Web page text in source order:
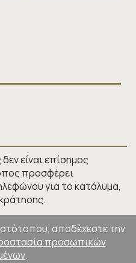
είναι επίσημος
προσφέρει
για το κατάλυμα,
αποδέχεστε την
προσωπικών
.